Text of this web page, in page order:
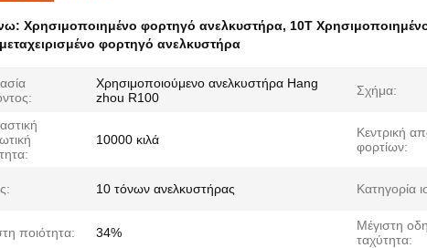
Χρησιμοποιημένο φορτηγό ανελκυστήρα, 10Τ
φορτηγό ανελκυστήρα
Χρησιμοποιούμενο ανελκυστήρα Hang
zhou R100
Σχήμα:
10000 κιλά
Κεντρική
φορτίων:
10 τόνων ανελκυστήρας Κατηγορία
ποιότητα: 34%
Μέγιστη
ταχύτητα: